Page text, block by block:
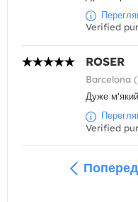
Verified
ROSER
Barcelona
Дуже
Verified